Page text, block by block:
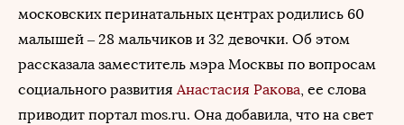
московских перинатальных центрах родились 60
малышей – 28 мальчиков и 32 девочки. Об этом
рассказала заместитель мэра Москвы по вопросам
социального развития Анастасия Ракова, ее слова
приводит портал mos.ru. Она добавила, что на свет